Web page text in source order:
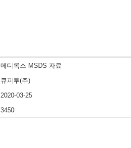
메디록스 MSDS 자료
큐피투(주)
2020-03-25
3450